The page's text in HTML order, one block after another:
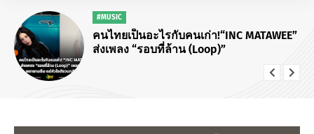
#MUSIC
คนไทยเป็นอะไรกับคนเก่า!“INC MATAWEE”
ส่งเพลง “รอบที่ล้าน (Loop)”